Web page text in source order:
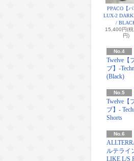
PPACO【
LUX-2 DARK
/
15,400円(
円)
No.4
Twelve【
ブ】-
(Black)
No.5
Twelve【
ブ】-
Shorts
No.6
ルテライ
LIKE L/S